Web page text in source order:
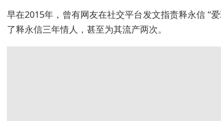
早在2015年，曾有网友在社交平台发文指责释永信 “
了释永信三年情人，甚至为其流产两次。